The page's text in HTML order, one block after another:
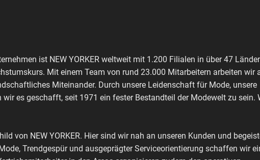
ist NEW YORKER weltweit mit 1.200 Filialen in über 47
Mit einem Team von rund 23.000 Mitarbeitern arbeiten wir
Miteinander. Durch unsere Leidenschaft für Mode, unsere
es geschafft, seit 1971 ein fester Bestandteil der Modewelt zu sein.
von NEW YORKER. Hier sind wir nah an unseren Kunden und
Trendgespür und ausgeprägter Serviceorientierung schaffen wir